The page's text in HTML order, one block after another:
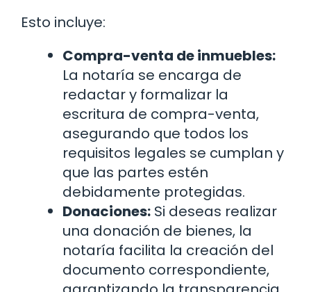
Esto incluye:
Compra-venta de inmuebles:
La notaría se encarga de
redactar y formalizar la
escritura de compra-venta,
asegurando que todos los
requisitos legales se cumplan y
que las partes estén
debidamente protegidas.
Donaciones: Si deseas realizar
una donación de bienes, la
notaría facilita la creación del
documento correspondiente,